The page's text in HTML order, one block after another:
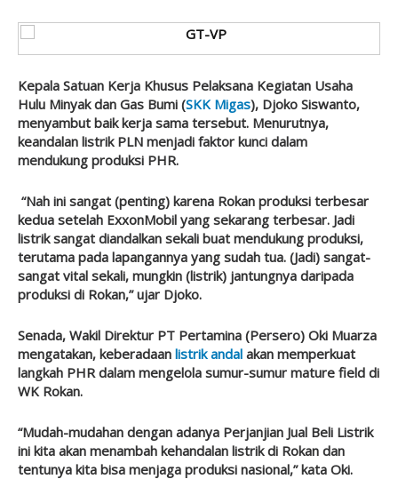
Kepala Satuan Kerja Khusus Pelaksana Kegiatan Usaha
Hulu Minyak dan Gas Bumi (SKK Migas), Djoko Siswanto,
menyambut baik kerja sama tersebut. Menurutnya,
keandalan listrik PLN menjadi faktor kunci dalam
mendukung produksi PHR.
“Nah ini sangat (penting) karena Rokan produksi terbesar
kedua setelah ExxonMobil yang sekarang terbesar. Jadi
listrik sangat diandalkan sekali buat mendukung produksi,
terutama pada lapangannya yang sudah tua. (Jadi) sangat-
sangat vital sekali, mungkin (listrik) jantungnya daripada
produksi di Rokan,” ujar Djoko.
Senada, Wakil Direktur PT Pertamina (Persero) Oki Muarza
mengatakan, keberadaan listrik andal akan memperkuat
langkah PHR dalam mengelola sumur-sumur mature field di
WK Rokan.
“Mudah-mudahan dengan adanya Perjanjian Jual Beli Listrik
ini kita akan menambah kehandalan listrik di Rokan dan
tentunya kita bisa menjaga produksi nasional,” kata Oki.